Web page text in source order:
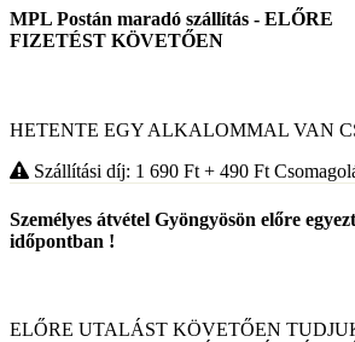
MPL Postán maradó szállítás - ELŐRE
FIZETÉST KÖVETŐEN
HETENTE EGY ALKALOMMAL VAN
Szállítási díj: 1 690 Ft + 490 Ft
Személyes átvétel Gyöngyösön előre
időpontban !
ELŐRE UTALÁST KÖVETŐEN